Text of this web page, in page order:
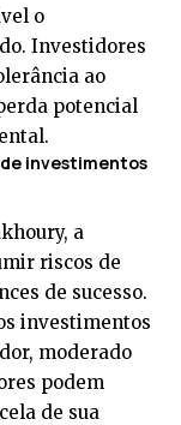
o
Investidores
ao
potencial
investimentos
a
riscos de
de sucesso.
investimentos
moderado
podem
de sua